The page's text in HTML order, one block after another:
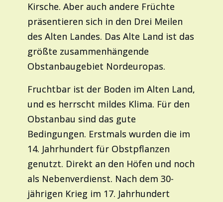
Kirsche. Aber auch andere Früchte
präsentieren sich in den Drei Meilen
des Alten Landes. Das Alte Land ist das
größte zusammenhängende
Obstanbaugebiet Nordeuropas.
Fruchtbar ist der Boden im Alten Land,
und es herrscht mildes Klima. Für den
Obstanbau sind das gute
Bedingungen. Erstmals wurden die im
14. Jahrhundert für Obstpflanzen
genutzt. Direkt an den Höfen und noch
als Nebenverdienst. Nach dem 30-
jährigen Krieg im 17. Jahrhundert